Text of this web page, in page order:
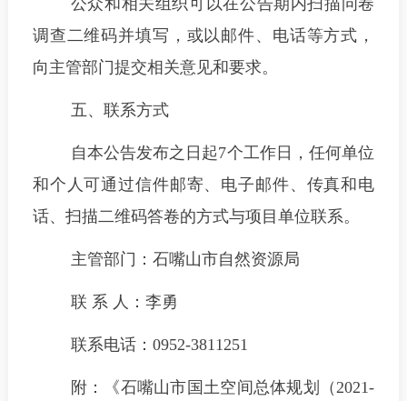
公众和相关组织可以在公告期内扫描问卷
调查二维码并填写，或以邮件、电话等方式，
向主管部门提交相关意见和要求。
五、联系方式
自本公告发布之日起7个工作日，任何单位
和个人可通过信件邮寄、电子邮件、传真和电
话、扫描二维码答卷的方式与项目单位联系。
主管部门：石嘴山市自然资源局
联 系 人：李勇
联系电话：0952-3811251
附：《石嘴山市国土空间总体规划（2021-